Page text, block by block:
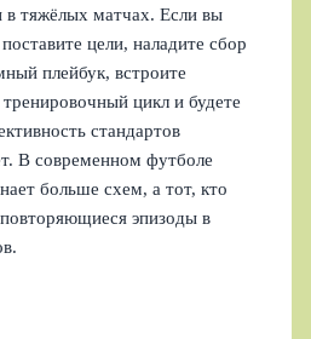
в тяжёлых матчах. Если вы
цели, наладите сбор
плейбук, встроите
цикл и будете
стандартов
В современном футболе
больше схем, а тот, кто
эпизоды в